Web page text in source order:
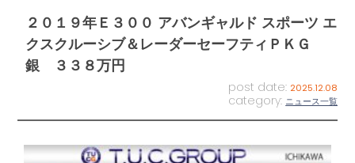
２０１９年Ｅ３００ アバンギャルド スポーツ エ
クスクルーシブ＆レーダーセーフティＰＫＧ
銀 ３３８万円
post date: 2025.12.08
category: ニュース一覧